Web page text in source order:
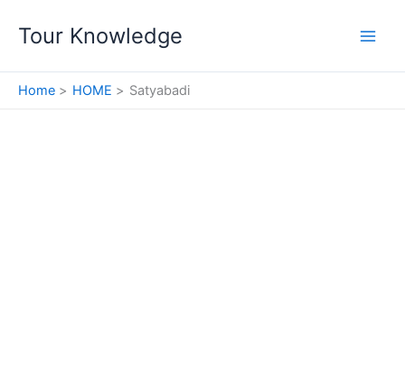
Tour Knowledge
Home HOME Satyabadi